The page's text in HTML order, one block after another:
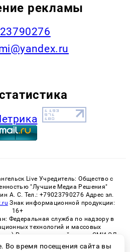
рекламы
Live Учредитель: Общество с
"Лучшие Медиа Решения"
А. С. Тел.: +79023790276 Адрес эл.
Знак информационной продукции:
16+
Федеральная служба по надзору в
технологий и массовых
Регистрационный номер СМИ ЭЛ
от 21.01.2022
Во время посещения сайта вы